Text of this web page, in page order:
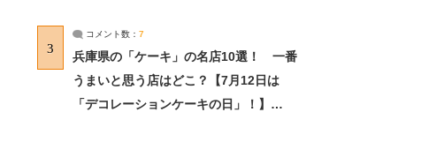
3
コメント数： 7
兵庫県の「ケーキ」の名店10選！ 一番
うまいと思う店はどこ？【7月12日は
「デコレーションケーキの日」！】